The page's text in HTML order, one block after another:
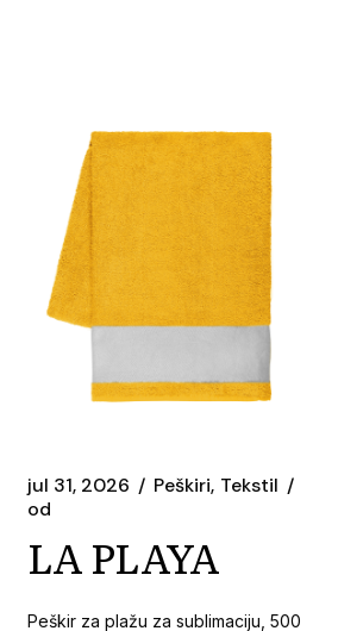
jul 31, 2026 Peškiri Tekstil
od
LA PLAYA
Peškir za plažu za sublimaciju, 500